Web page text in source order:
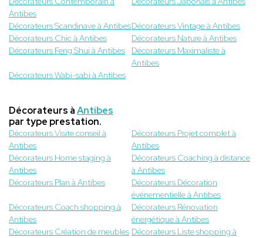
Antibes
Décorateurs Scandinave à AntibesDécorateurs Vintage à Antibes
Décorateurs Chic à Antibes
Décorateurs Nature à Antibes
Décorateurs Feng Shui à Antibes
Décorateurs Maximaliste à
Antibes
Décorateurs Wabi-sabi à Antibes
Décorateurs àAntibes
par type prestation.
Décorateurs Visite conseil à
Antibes
Décorateurs Projet complet à
Antibes
Décorateurs Home staging à
Antibes
Décorateurs Coaching à distance
à Antibes
Décorateurs Plan à Antibes
Décorateurs Décoration
événementielle à Antibes
Décorateurs Coach shopping à
Antibes
Décorateurs Rénovation
énergétique à Antibes
Décorateurs Création de meubles Décorateurs Liste shopping à